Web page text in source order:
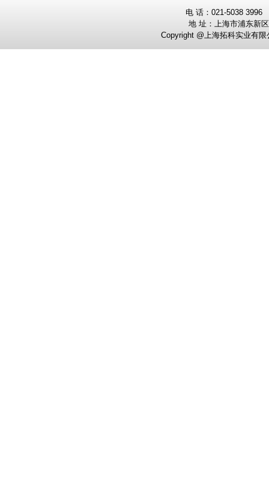
电 话：021-5038 3996
地 址： 上海市浦东新
Copyright @上海拓科实业有